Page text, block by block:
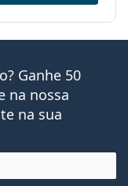
Ganhe 50
na nossa
na sua